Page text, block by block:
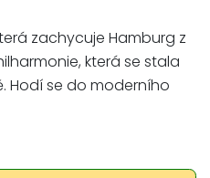
zachycuje Hamburg z
která se stala
Hodí se do moderního